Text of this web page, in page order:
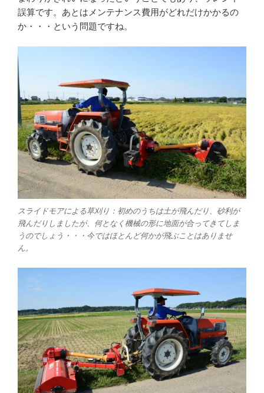
誤算です。あとはメンテナンス費用がどれだけかかるの
か・・・という問題ですね。
スライドモアによる草刈り：初めのうちは土が飛んだり、砂利が
飛んだりしましたが、何となく機械の形に地面が合ってきてしま
うのでしょう・・・今ではほとんど何かが飛ぶことはありませ
ん。